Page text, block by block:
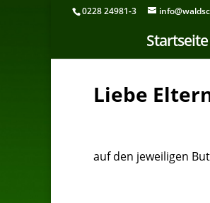
0228 24981-3
Startseite
Liebe
auf den jeweiligen